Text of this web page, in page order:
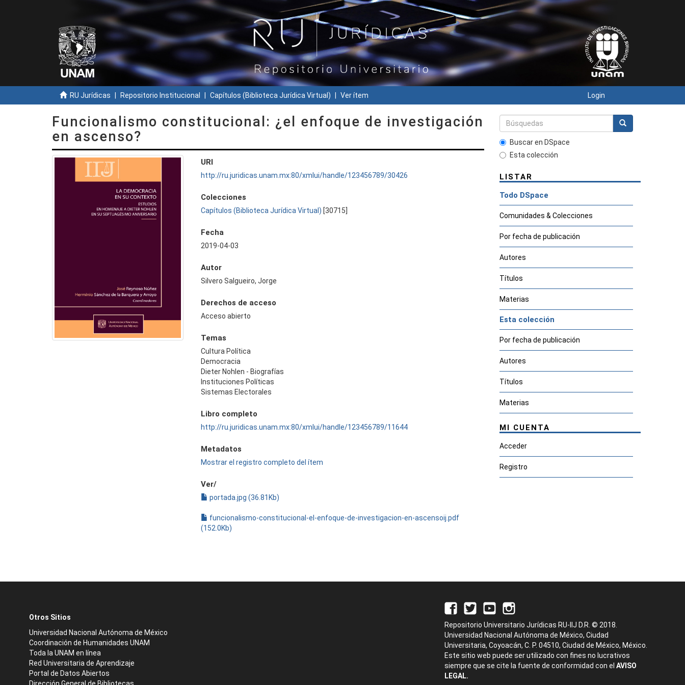
RU Jurídicas Repositorio Institucional Capítulos (Biblioteca Jurídica Virtual) Ver ítem Login
Funcionalismo constitucional: ¿el enfoque de investigación
en ascenso?
URI
http://ru.juridicas.unam.mx:80/xmlui/handle/123456789/30426
Colecciones
Capítulos (Biblioteca Jurídica Virtual) [30715]
Fecha
2019-04-03
Autor
Silvero Salgueiro, Jorge
Derechos de acceso
Acceso abierto
Temas
Cultura Política
Democracia
Dieter Nohlen - Biografías
Instituciones Políticas
Sistemas Electorales
Libro completo
http://ru.juridicas.unam.mx:80/xmlui/handle/123456789/11644
Metadatos
Mostrar el registro completo del ítem
Ver/
portada.jpg (36.81Kb)
funcionalismo-constitucional-el-enfoque-de-investigacion-en-ascensoij.pdf
(152.0Kb)
Buscar en DSpace
Esta colección
LISTAR
Todo DSpace
Comunidades & Colecciones
Por fecha de publicación
Autores
Títulos
Materias
Esta colección
Por fecha de publicación
Autores
Títulos
Materias
MI CUENTA
Acceder
Registro
Otros Sitios
Universidad Nacional Autónoma de México
Coordinación de Humanidades UNAM
Toda la UNAM en línea
Red Universitaria de Aprendizaje
Portal de Datos Abiertos
Repositorio Universitario Jurídicas RU-IIJ D.R. © 2018.
Universidad Nacional Autónoma de México, Ciudad
Universitaria, Coyoacán, C. P. 04510, Ciudad de México, México.
Este sitio web puede ser utilizado con fines no lucrativos
siempre que se cite la fuente de conformidad con el AVISO
LEGAL.